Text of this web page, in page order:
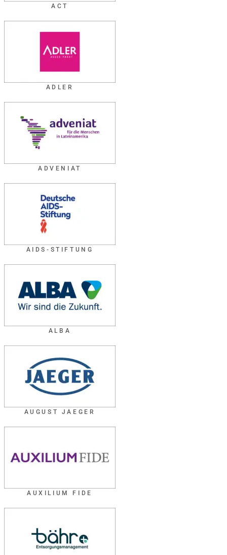
ACT
ADLER
ADVENIAT
AIDS-STIFTUNG
ALBA
AUGUST JAEGER
AUXILIUM FIDE